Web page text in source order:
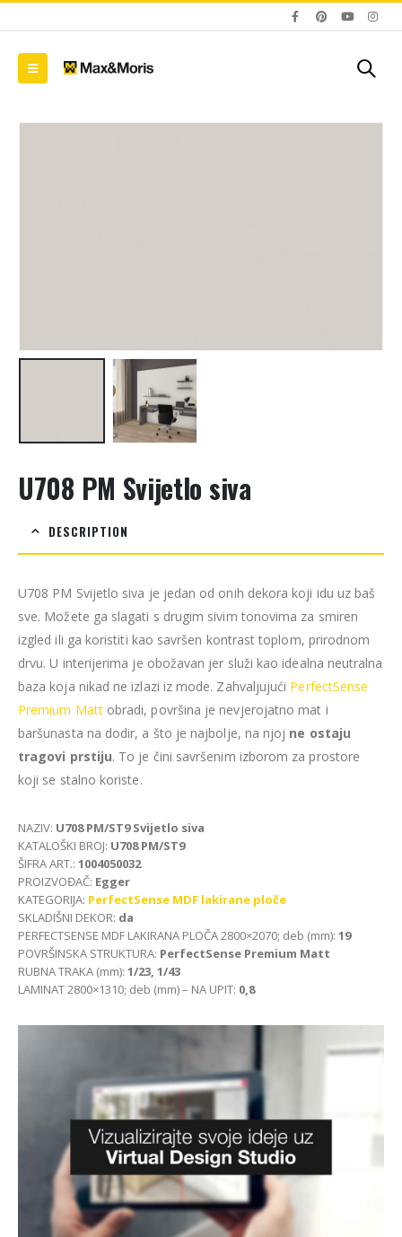
U708 PM Svijetlo siva
DESCRIPTION
U708 PM Svijetlo siva je jedan od onih dekora koji idu uz baš
sve. Možete ga slagati s drugim sivim tonovima za smiren
izgled ili ga koristiti kao savršen kontrast toplom, prirodnom
drvu. U interijerima je obožavan jer služi kao idealna neutralna
baza koja nikad ne izlazi iz mode. Zahvaljujući PerfectSense
Premium Mattobradi, površina je nevjerojatno mat i
baršunasta na dodir, a što je najbolje, na njoj ne ostaju
tragovi prstiju. To je čini savršenim izborom za prostore
koji se stalno koriste.
NAZIV: U708 PM/ST9 Svijetlo siva
KATALOŠKI BROJ: U708 PM/ST9
ŠIFRA ART.: 1004050032
PROIZVOĐAČ: Egger
KATEGORIJA: PerfectSense MDF lakirane ploče
SKLADIŠNI DEKOR: da
PERFECTSENSE MDF LAKIRANA PLOČA 2800×2070; deb (mm): 19
POVRŠINSKA STRUKTURA: PerfectSense Premium Matt
RUBNA TRAKA (mm): 1/23, 1/43
LAMINAT 2800×1310; deb (mm) – NA UPIT: 0,8